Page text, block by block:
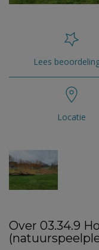
Lees
Locatie
Over 03.34.9